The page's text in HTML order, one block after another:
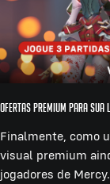
Ofertas Premium para Sua
Finalmente, como
visual premium
jogadores de